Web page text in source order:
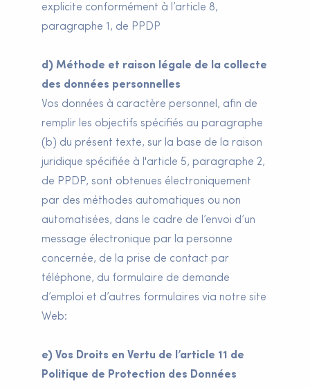
explicite conformément à l’article 8,
paragraphe 1, de PPDP
d) Méthode et raison légale de la collecte
des données personnelles
Vos données à caractère personnel, afin de
remplir les objectifs spécifiés au paragraphe
(b) du présent texte, sur la base de la raison
juridique spécifiée à l'article 5, paragraphe 2,
de PPDP, sont obtenues électroniquement
par des méthodes automatiques ou non
automatisées, dans le cadre de l’envoi d’un
message électronique par la personne
concernée, de la prise de contact par
téléphone, du formulaire de demande
d’emploi et d’autres formulaires via notre site
Web:
e) Vos Droits en Vertu de l’article 11 de
Politique de Protection des Données